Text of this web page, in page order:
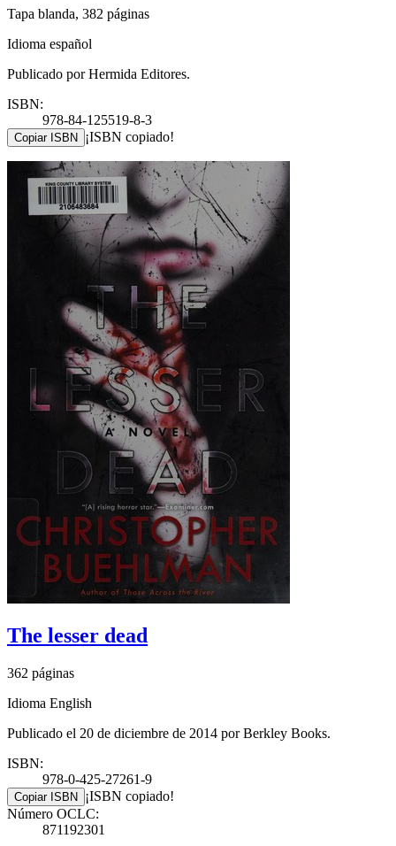
Tapa blanda, 382 páginas
Idioma español
Publicado por Hermida Editores.
ISBN:
978-84-125519-8-3
Copiar ISBN ¡ISBN copiado!
The lesser dead
362 páginas
Idioma English
Publicado el 20 de diciembre de 2014 por Berkley Books.
ISBN:
978-0-425-27261-9
Copiar ISBN
¡ISBN copiado!
Número OCLC:
871192301